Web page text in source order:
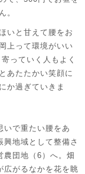
。
いと甘えて腰をお
上って環境がいい
っていく人もよく
あたたかい笑顔に
か過ぎていきま
いで重たい腰をあ
興地域として整備さ
農団地（6）へ。畑
広がるなかを花を眺